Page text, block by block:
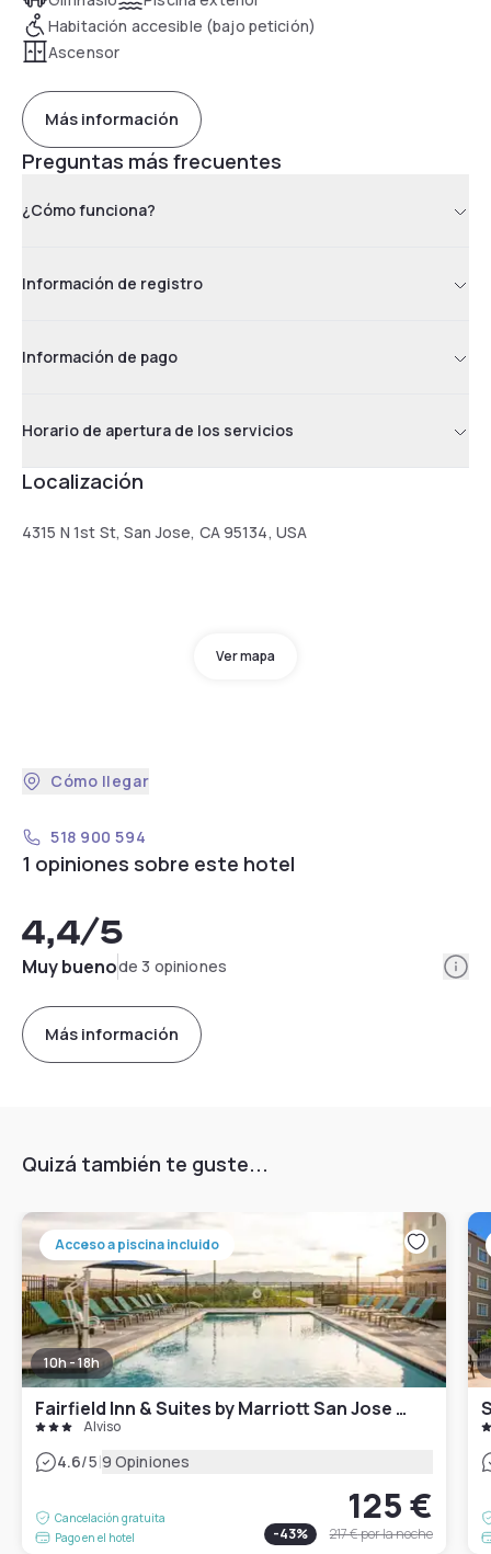
Habitación accesible (bajo petición)
Ascensor
Más información
Preguntas más frecuentes
¿Cómo funciona?
Información de registro
Información de pago
Horario de apertura de los servicios
Localización
4315 N 1st St, San Jose, CA 95134, USA
Ver mapa
Cómo llegar
518 900 594
1 opiniones sobre este hotel
4,4/5
Muy buenode 3 opiniones
Más información
Quizá también te guste...
Acceso a piscina incluido
10h - 18h
Fairfield Inn & Suites by Marriott San Jose North/Silicon Valley
Alviso
4.6/5|9 Opiniones
Cancelación gratuita
Pago en el hotel
125 €
-43% 217 €por la noche